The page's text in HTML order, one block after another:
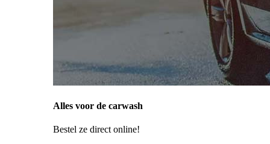
Alles voor de carwash
Bestel ze direct online!